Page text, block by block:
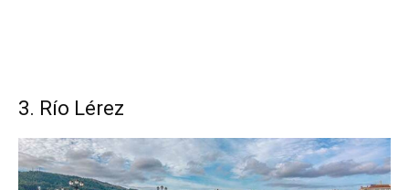
3. Río Lérez